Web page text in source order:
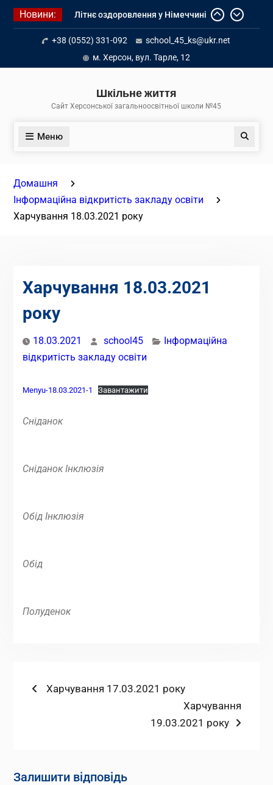
Перейти
Новини:
Літнє оздоровлення у Німеччині
Діалог з бізнесом
Інформація про вступ молоді з
тимчасово окупованих територій
до українських закладів освіти
+38 (0552) 331-092
school_45_ks@ukr.net
м. Херсон, вул. Тарле, 12
Шкільне життя
Сайт Херсонської загальноосвітньої школи №45
Меню Пошук
Домашня
Інформаційна відкритість закладу освіти
Харчування 18.03.2021 року
Харчування 18.03.2021
року
18.03.2021 school45
Інформаційна
відкритість закладу освіти
Menyu-18.03.2021-1 Завантажити
Сніданок
Сніданок Інклюзія
Обід Інклюзія
Обід
Полуденок
Навігація
Попередній
Харчування 17.03.2021 року
Наступний
запис:
Харчування
19.03.2021 року
Залишити відповідь